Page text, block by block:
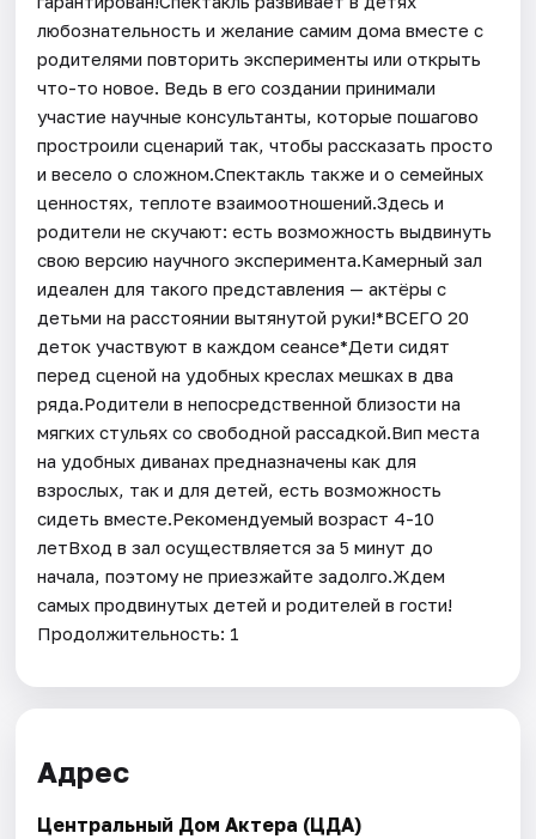
любознательность и желание самим дома вместе с
родителями повторить эксперименты или открыть
что-то новое. Ведь в его создании принимали
участие научные консультанты, которые пошагово
простроили сценарий так, чтобы рассказать просто
и весело о сложном.Спектакль также и о семейных
ценностях, теплоте взаимоотношений.Здесь и
родители не скучают: есть возможность выдвинуть
свою версию научного эксперимента.Камерный зал
идеален для такого представления — актёры с
детьми на расстоянии вытянутой руки!*ВСЕГО 20
деток участвуют в каждом сеансе*Дети сидят
перед сценой на удобных креслах мешках в два
ряда.Родители в непосредственной близости на
мягких стульях со свободной рассадкой.Вип места
на удобных диванах предназначены как для
взрослых, так и для детей, есть возможность
сидеть вместе.Рекомендуемый возраст 4-10
летВход в зал осуществляется за 5 минут до
начала, поэтому не приезжайте задолго.Ждем
самых продвинутых детей и родителей в гости!
Продолжительность: 1
Адрес
Центральный Дом Актера (ЦДА)